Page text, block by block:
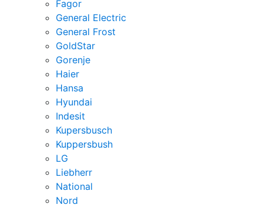
Fagor
General Electric
General Frost
GoldStar
Gorenje
Haier
Hansa
Hyundai
Indesit
Kupersbusch
Kuppersbush
LG
Liebherr
National
Nord